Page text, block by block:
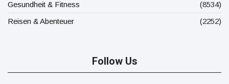
Gesundheit & Fitness
(8534)
Reisen & Abenteuer
(2252)
Follow Us